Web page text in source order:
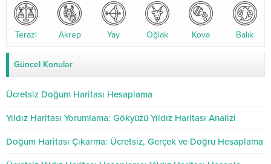
Terazi Akrep Yay Oğlak Kova Balık
Güncel Konular
Ücretsiz Doğum Haritası Hesaplama
Yıldız Haritası Yorumlama: Gökyüzü Yıldız Haritası Analizi
Doğum Haritası Çıkarma: Ücretsiz, Gerçek ve Doğru Hesaplama